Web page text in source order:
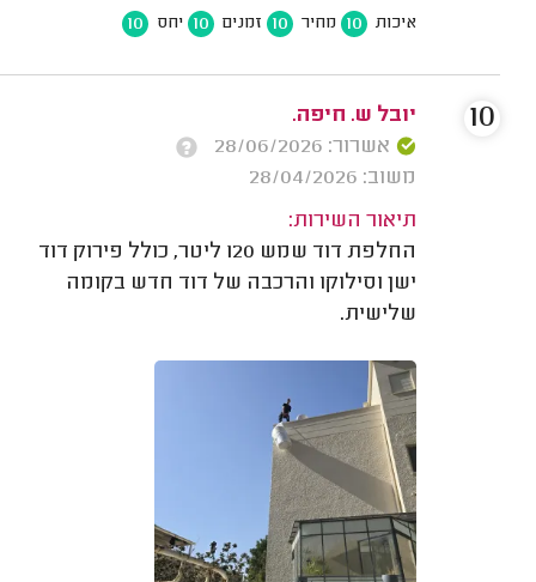
איכות 10 מחיר 10 זמנים 10 יחס 10
יובל ש. חיפה.
אשרור: 28/06/2026
משוב: 28/04/2026
תיאור השירות:
החלפת דוד שמש 120 ליטר, כולל פירוק דוד
ישן וסילוקו והרכבה של דוד חדש בקומה
שלישית.
10